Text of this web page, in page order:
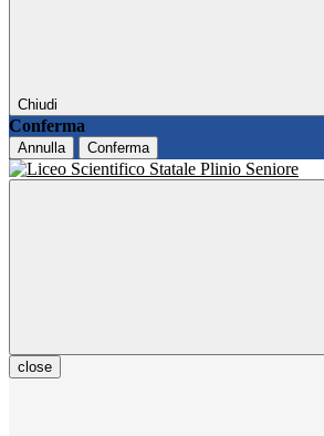
Chiudi
Conferma
Annulla Conferma
close